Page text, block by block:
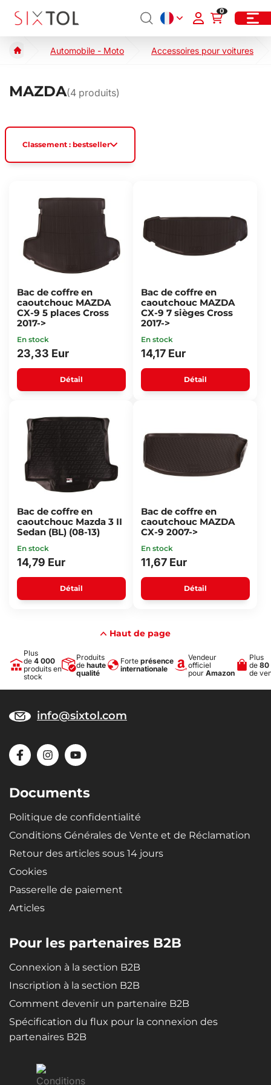
0
Automobile - Moto Accessoires pour voitures
MAZDA(4 produits)
Classement : bestseller
Bac de coffre en
caoutchouc MAZDA
CX-9 5 places Cross
2017->
En stock
23,33 Eur
Détail
Bac de coffre en
caoutchouc MAZDA
CX-9 7 sièges Cross
2017->
En stock
14,17 Eur
Détail
Bac de coffre en
caoutchouc Mazda 3 II
Sedan (BL) (08-13)
En stock
14,79 Eur
Détail
Bac de coffre en
caoutchouc MAZDA
CX-9 2007->
En stock
11,67 Eur
Détail
Haut de page
Plus
de 4 000
produits en
stock
Produits
de haute
qualité
Forte présence
internationale
Vendeur
officiel
pour Amazon
Plus
de 80
de
info@sixtol.com
Documents
Politique de confidentialité
Conditions Générales de Vente et de Réclamation
Retour des articles sous 14 jours
Cookies
Passerelle de paiement
Articles
Pour les partenaires B2B
Connexion à la section B2B
Inscription à la section B2B
Comment devenir un partenaire B2B
Spécification du flux pour la connexion des
partenaires B2B